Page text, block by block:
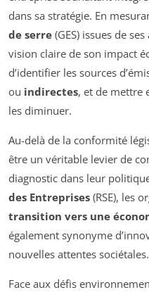
dans sa stratégie. En
de serre (GES) issues de
vision claire de son impact
d’identifier les sources
ou indirectes, et de mettre
les diminuer.
Au-delà de la conformité
être un véritable levier de
diagnostic dans leur
des Entreprises (RSE), les
transition vers une
également synonyme
nouvelles attentes sociétales.
Face aux défis